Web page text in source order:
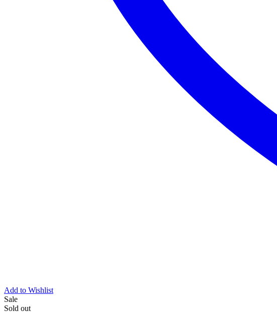
Add to Wishlist
Sale
Sold out